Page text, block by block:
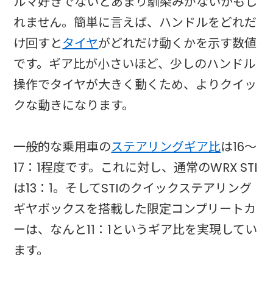
れません。簡単に言えば、ハンドルをどれだ
け回すとタイヤがどれだけ動くかを示す数値
です。ギア比が小さいほど、少しのハンドル
操作でタイヤが大きく動くため、よりクイッ
クな動きになります。
一般的な乗用車のステアリングギア比は16〜
17：1程度です。これに対し、通常のWRX STI
は13：1。そしてSTIのクイックステアリング
ギヤボックスを搭載した限定コンプリートカ
ーは、なんと11：1というギア比を実現してい
ます。